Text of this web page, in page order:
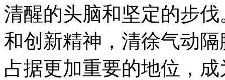
清醒的头脑和坚定的步
和创新精神，清徐气动
占据更加重要的地位，